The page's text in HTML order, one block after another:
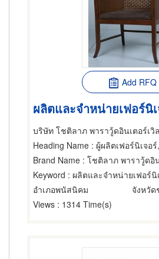
Add RFQ
บริษัท โชติลาภ พาราวู้ดอินเตอร์เวิ
Heading Name : ผู้ผลิตเฟอร์นิเจอร์,เฟอร์นิเจ
Brand Name : โชติลาภ พาราวู้ดอิ
Keyword : ผลิตและจำหน่ายเฟอร์
อำเภอพนัสนิคม
จังหวั
Views : 1314 Time(s)